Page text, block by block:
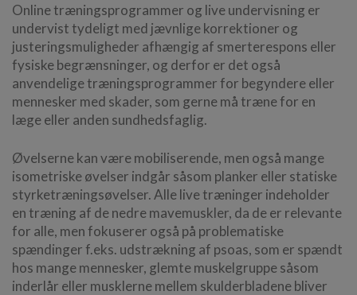
Online træningsprogrammer og live undervisning er
undervist tydeligt med jævnlige korrektioner og
justeringsmuligheder afhængig af smerterespons eller
fysiske begrænsninger, og derfor er det også
anvendelige træningsprogrammer for begyndere eller
mennesker med skader, som gerne må træne for en
læge eller anden sundhedsfaglig.
Øvelserne kan være mobiliserende, men også mange
isometriske øvelser indgår såsom planker eller statiske
styrketræningsøvelser. Alle live træninger indeholder
en træning af de nedre mavemuskler, da de er relevante
for alle, men fokuserer også på problematiske
spændinger f.eks. udstrækning af psoas, som er spændt
hos mange mennesker, glemte muskelgruppe såsom
inderlår eller musklerne mellem skulderbladene bliver